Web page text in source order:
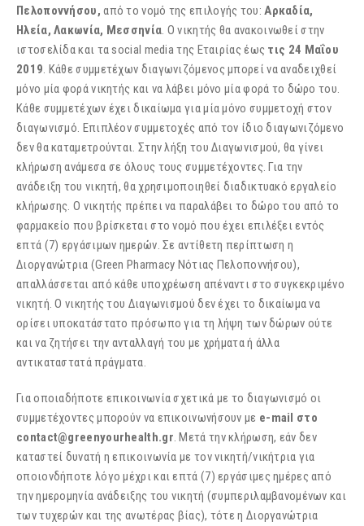
Πελοποννήσου,από το νομό της επιλογής του:Αρκαδία,
Ηλεία, Λακωνία, Μεσσηνία. Ο νικητής θα ανακοινωθεί στην
ιστοσελίδα και τα social media της Εταιρίας έως τις 24 Μαΐου
2019. Κάθε συμμετέχων διαγωνιζόμενος μπορεί να αναδειχθεί
μόνο μία φορά νικητής και να λάβει μόνο μία φορά το δώρο του.
Κάθε συμμετέχων έχει δικαίωμα για μία μόνο συμμετοχή στον
διαγωνισμό. Επιπλέον συμμετοχές από τον ίδιο διαγωνιζόμενο
δεν θα καταμετρούνται. Στην λήξη του Διαγωνισμού, θα γίνει
κλήρωση ανάμεσα σε όλους τους συμμετέχοντες. Για την
ανάδειξη του νικητή, θα χρησιμοποιηθεί διαδικτυακό εργαλείο
κλήρωσης. Ο νικητής πρέπει να παραλάβει το δώρο του από το
φαρμακείο που βρίσκεται στο νομό που έχει επιλέξει εντός
επτά (7) εργάσιμων ημερών. Σε αντίθετη περίπτωση η
Διοργανώτρια (Green Pharmacy Νότιας Πελοποννήσου),
απαλλάσσεται από κάθε υποχρέωση απέναντι στο συγκεκριμένο
νικητή. Ο νικητής του Διαγωνισμού δεν έχει το δικαίωμα να
ορίσει υποκατάστατο πρόσωπο για τη λήψη των δώρων ούτε
και να ζητήσει την ανταλλαγή του με χρήματα ή άλλα
αντικαταστατά πράγματα.
Για οποιαδήποτε επικοινωνία σχετικά με το διαγωνισμό οι
συμμετέχοντες μπορούν να επικοινωνήσουν με e-mail στο
contact@greenyourhealth.gr. Μετά την κλήρωση, εάν δεν
καταστεί δυνατή η επικοινωνία με τον νικητή/νικήτρια για
οποιονδήποτε λόγο μέχρι και επτά (7) εργάσιμες ημέρες από
την ημερομηνία ανάδειξης του νικητή (συμπεριλαμβανομένων και
των τυχερών και της ανωτέρας βίας), τότε η Διοργανώτρια